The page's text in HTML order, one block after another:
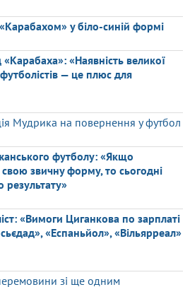
у біло-синій формі
«Наявність великої
— це плюс для
Мудрика на повернення у футбол
футболу: «Якщо
звичну форму, то сьогодні
результату»
«Вимоги Циганкова по зарплаті
«Еспаньйол», «Вільярреал»
зі ще одним